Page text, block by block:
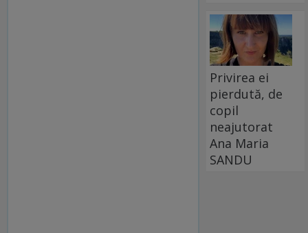
Privirea ei
pierdută, de
copil
neajutorat
Ana Maria
SANDU